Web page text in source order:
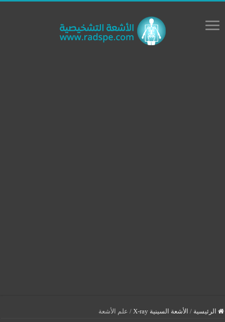
الرئيسية / الأشعة السينية X-ray / علم الأشعة